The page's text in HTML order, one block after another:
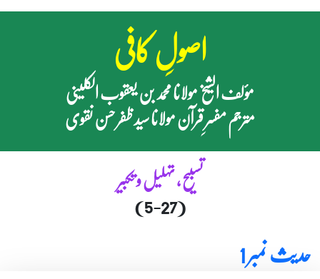
اصولِ کافی
مؤلف الشیخ مولانا محمد بن یعقوب الکلینی
مترجم مفسرِ قرآن مولانا سید ظفر حسن نقوی
تسبیح ، تہلیل و تکبیر
(5-27)
حدیث نمبر 1